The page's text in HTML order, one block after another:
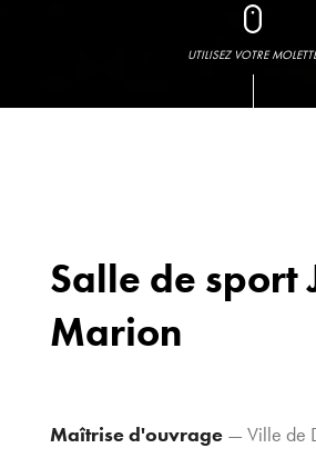
UTILISEZ VOTRE
Salle de sport
Marion
Maîtrise d'ouvrage— Ville de